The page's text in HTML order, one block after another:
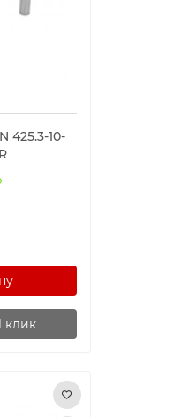
425.3-10-
клик